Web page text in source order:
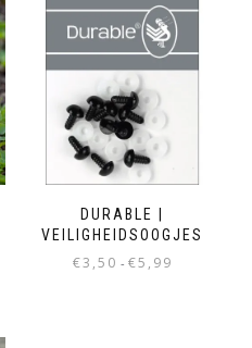
DURABLE |
VEILIGHEIDSOOGJES
€3,50 - €5,99